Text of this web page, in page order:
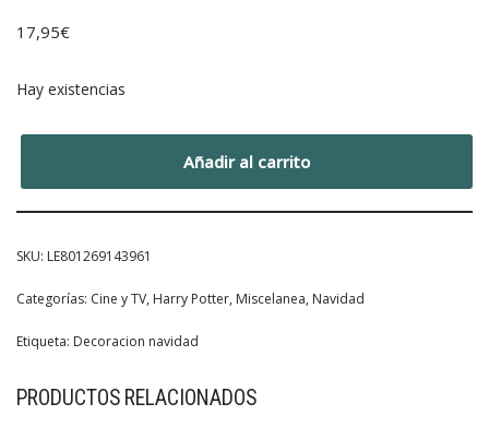
17,95€
Hay existencias
Añadir al carrito
SKU: LE801269143961
Categorías: Cine y TV, Harry Potter, Miscelanea, Navidad
Etiqueta: Decoracion navidad
PRODUCTOS RELACIONADOS